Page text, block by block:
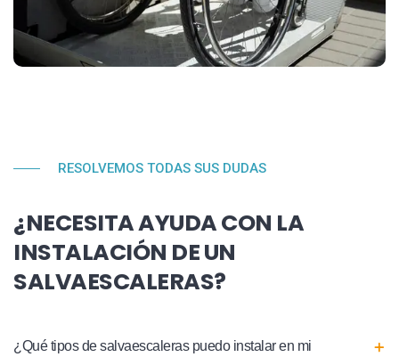
RESOLVEMOS TODAS SUS DUDAS
¿NECESITA AYUDA CON LA
INSTALACIÓN DE UN
SALVAESCALERAS?
¿Qué tipos de salvaescaleras puedo instalar en mi